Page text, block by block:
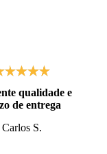
qualidade e
de entrega
Carlos S.